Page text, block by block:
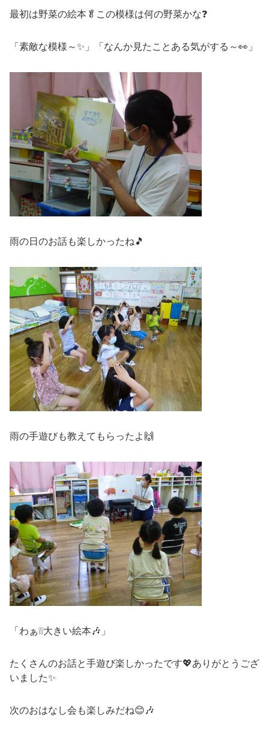
最初は野菜の絵本🥬この模様は何の野菜かな❓
「素敵な模様～✨」「なんか見たことある気がする～👀」
雨の日のお話も楽しかったね🎵
雨の手遊びも教えてもらったよ🙌
「わぁ❕❕大きい絵本🎶」
たくさんのお話と手遊び楽しかったです💖ありがとうござ
いました✨
次のおはなし会も楽しみだね😊🎶